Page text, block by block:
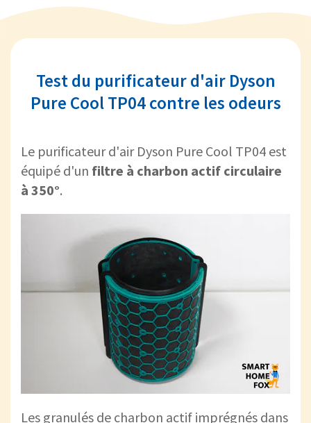
Test du purificateur d'air Dyson
Pure Cool TP04 contre les odeurs
Le purificateur d'air Dyson Pure Cool TP04 est
équipé d'un filtre à charbon actif circulaire
à 350°.
Les granulés de charbon actif imprégnés dans